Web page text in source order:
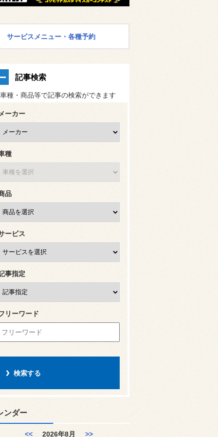
サービスメニュー・各種予約
記事検索
種・商品等で記事の検索ができます
ーカー
種
品
ービス
事指定
リーワード
ンダー
<< 2026年8月 >>